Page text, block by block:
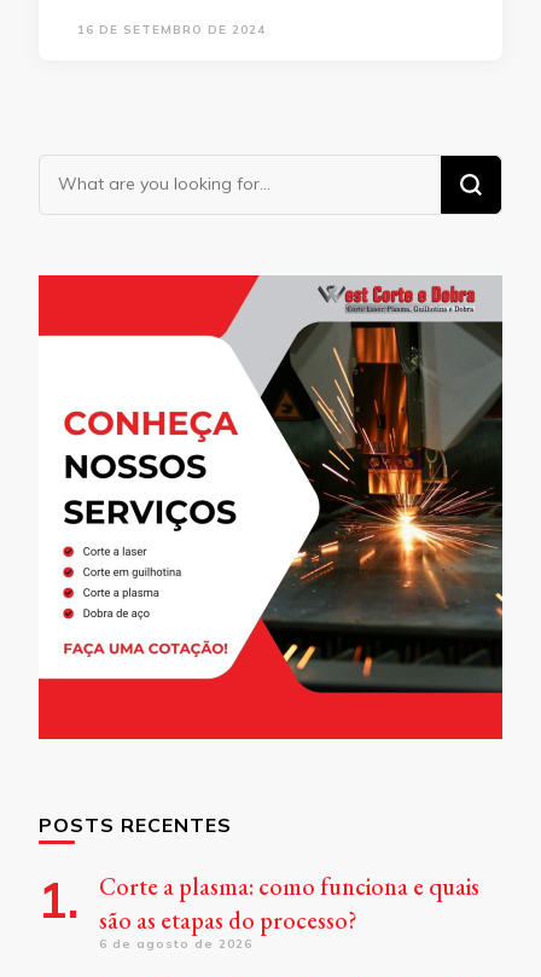
16 DE SETEMBRO DE 2024
Looking
for
POSTS RECENTES
Corte a plasma: como funciona e quais
são as etapas do processo?
6 de agosto de 2026